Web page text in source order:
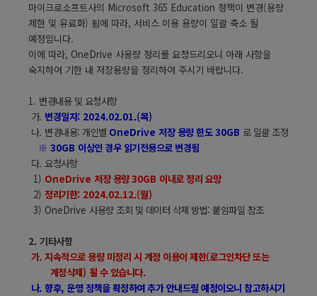
마이크로소프트사의 Microsoft 365 Education 정책이 변경(용량
제한 및 유료화) 됨에 따라, 서비스 이용 용량이 일괄 축소 될
예정입니다.
이에 따라, OneDrive 사용량 정리를 요청드리오니 아래 사항을
숙지하여 기한 내 저장용량을 정리하여 주시기 바랍니다.
1. 변경내용 및 요청사항
가. 변경일자: 2024.02.01.(목)
나. 변경내용: 개인별 OneDrive 저장 용량 한도30GB 로 일괄 조정
※ 30GB 이상인 경우 읽기전용으로 변경됨
다. 요청사항
1) OneDrive 저장 용량30GB 이내로 정리 요망
2) 정리기한: 2024.02.12.(월)
3) OneDrive 사용량 조회 및 데이터 삭제 방법: 붙임파일 참조
2. 기타사항
가. 지속적으로 용량 미정리 시 계정 이용이 제한(로그인차단 또는
계정삭제) 될 수 있습니다.
나. 향후, 운영 정책을 확정하여 추가 안내드릴 예정이오니 참고하시기